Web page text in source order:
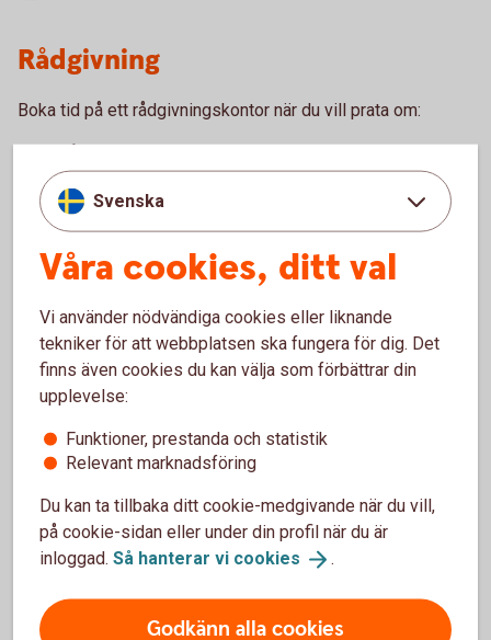
Rådgivning
Boka tid på ett rådgivningskontor när du vill prata om:
Ditt och din familjs sparande och placeringar
Pension och personförsäkringar
Betalnings-, finansierings- och tjänstepensionslösningar
för ditt företag
Ring 0771-22 11 22 och boka rådgivning på kontor
Gör en enklare rådgivning själv.
Logga in och gör digital rådgivning
Bankomat
Besök en bankomat för att sätta in och ta ut kontanter.
Hitta Bankomat
Svenska
Våra cookies, ditt val
Vi använder nödvändiga cookies eller liknande
tekniker för att webbplatsen ska fungera för dig. Det
finns även cookies du kan välja som förbättrar din
upplevelse:
Funktioner, prestanda och statistik
Relevant marknadsföring
Du kan ta tillbaka ditt cookie-medgivande när du vill,
på cookie-sidan eller under din profil när du är
inloggad. Så hanterar vi cookies .
Godkänn alla cookies